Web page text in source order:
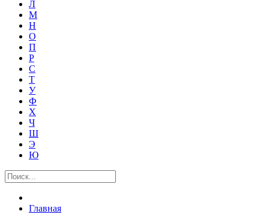
Л
М
Н
О
П
Р
С
Т
У
Ф
Х
Ч
Ш
Э
Ю
Главная